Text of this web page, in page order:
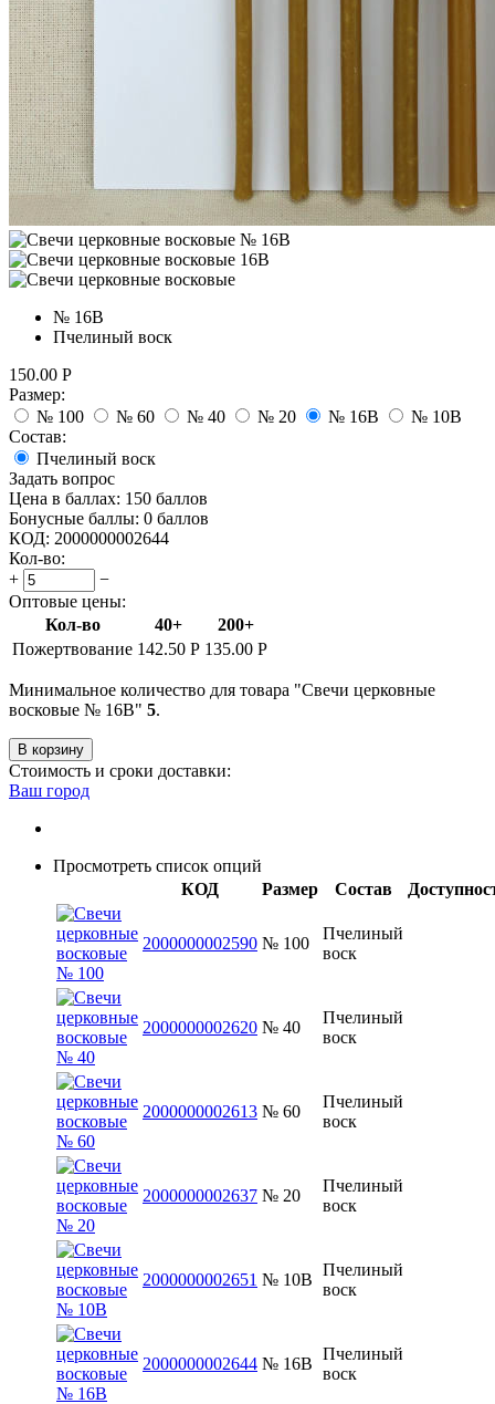
№ 16В
Пчелиный воск
150.00 Р
Размер:
№ 100
№ 60 № 40 № 20 № 16В
№ 10В
Состав:
Пчелиный воск
Задать вопрос
Цена в баллах: 150 баллов
Бонусные баллы: 0 баллов
КОД: 2000000002644
Кол-во:
+
−
Оптовые цены:
Кол-во
40+
200+
Пожертвование 142.50 Р 135.00 Р
Минимальное количество для товара "Свечи церковные
восковые № 16В" 5.
В корзину
Стоимость и сроки доставки:
Ваш город
Просмотреть список опций
КОД
Размер Состав
2000000002590 № 100
Пчелиный
воск
2000000002620 № 40
Пчелиный
воск
2000000002613 № 60
Пчелиный
воск
2000000002637 № 20
Пчелиный
воск
2000000002651 № 10В
Пчелиный
воск
2000000002644 № 16В
Пчелиный
воск